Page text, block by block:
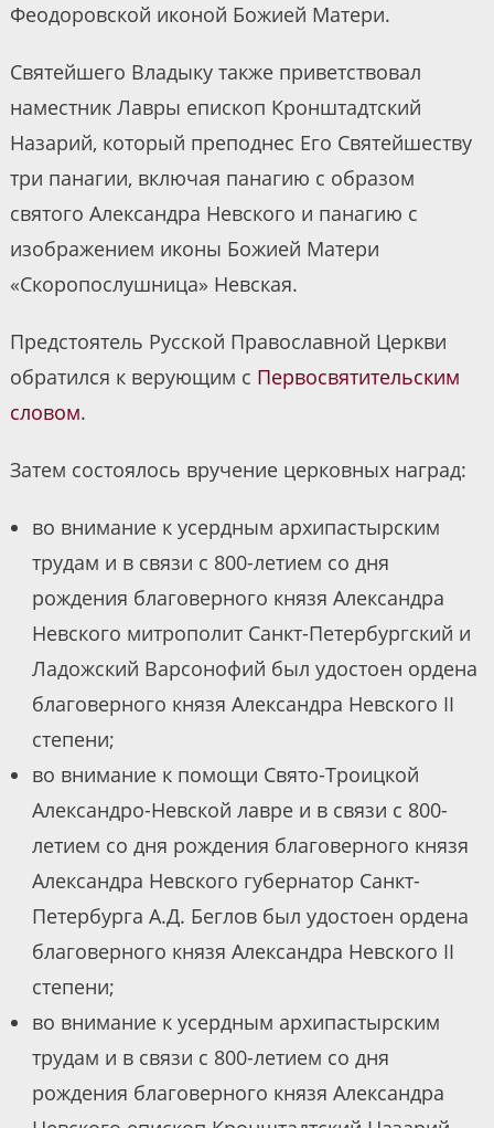
Феодоровской иконой Божией Матери.
Святейшего Владыку также приветствовал
наместник Лавры епископ Кронштадтский
Назарий, который преподнес Его Святейшеству
три панагии, включая панагию с образом
святого Александра Невского и панагию с
изображением иконы Божией Матери
«Скоропослушница» Невская.
Предстоятель Русской Православной Церкви
обратился к верующим с Первосвятительским
словом.
Затем состоялось вручение церковных наград:
во внимание к усердным архипастырским
трудам и в связи с 800-летием со дня
рождения благоверного князя Александра
Невского митрополит Санкт-Петербургский и
Ладожский Варсонофий был удостоен ордена
благоверного князя Александра Невского II
степени;
во внимание к помощи Свято-Троицкой
Александро-Невской лавре и в связи с 800-
летием со дня рождения благоверного князя
Александра Невского губернатор Санкт-
Петербурга А.Д. Беглов был удостоен ордена
благоверного князя Александра Невского II
степени;
во внимание к усердным архипастырским
трудам и в связи с 800-летием со дня
рождения благоверного князя Александра